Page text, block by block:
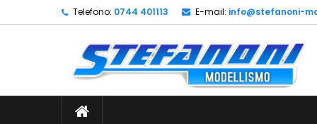
Telefono: 0744 401113 E-mail: info@stefanoni-